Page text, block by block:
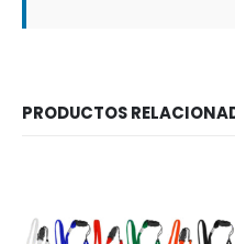
PRODUCTOS